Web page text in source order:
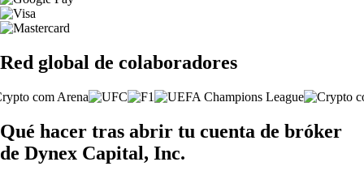
Red global de colaboradores
Qué hacer tras abrir tu cuenta de bróker
de Dynex Capital, Inc.